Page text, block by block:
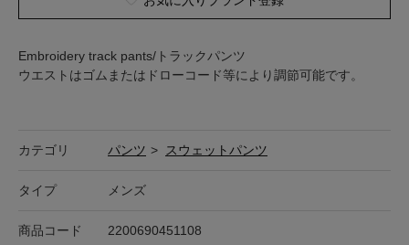
Embroidery track pants/トラックパンツ
ウエストはゴムまたはドローコード等により調節可能です。
カテゴリ パンツ > スウェットパンツ
タイプ メンズ
商品コード 2200690451108